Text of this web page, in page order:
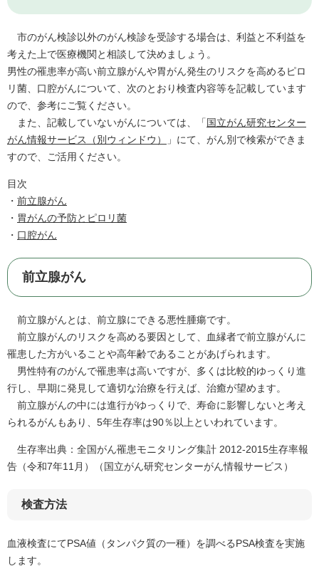
市のがん検診以外のがん検診を受診する場合は、利益と不利益を
考えた上で医療機関と相談して決めましょう。
男性の罹患率が高い前立腺がんや胃がん発生のリスクを高めるピロ
リ菌、口腔がんについて、次のとおり検査内容等を記載しています
ので、参考にご覧ください。
また、記載していないがんについては、「 国立がん研究センター
がん情報サービス（別ウィンドウ）
」にて、がん別で検索ができま
すので、ご活用ください。
目次
・ 前立腺がん
・ 胃がんの予防とピロリ菌
・ 口腔がん
前立腺がん
前立腺がんとは、前立腺にできる悪性腫瘍です。
前立腺がんのリスクを高める要因として、血縁者で前立腺がんに
罹患した方がいることや高年齢であることがあげられます。
​ 男性特有のがんで罹患率は高いですが、多くは比較的ゆっくり進
行し、早期に発見して適切な治療を行えば、治癒が望めます。
​ 前立腺がんの中には進行がゆっくりで、寿命に影響しないと考え
られるがんもあり、5年生存率は90％以上といわれています。
生存率​出典：全国がん罹患モニタリング集計 2012-2015生存率報
告（令和7年11月）（国立がん研究センターがん情報サービス）
検査方法
血液検査にてPSA値（タンパク質の一種）を調べるPSA検査を実施
します。